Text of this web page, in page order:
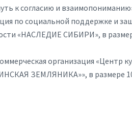
к согласию и
по социальной поддержке и
«НАСЛЕДИЕ СИБИРИ», в
организация «Центр
ЗЕМЛЯНИКА»», в размере